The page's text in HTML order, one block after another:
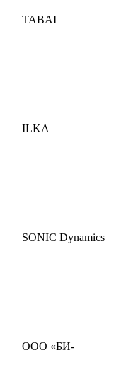
TABAI
ILKA
SONIC Dynamics
ООО «БИ-